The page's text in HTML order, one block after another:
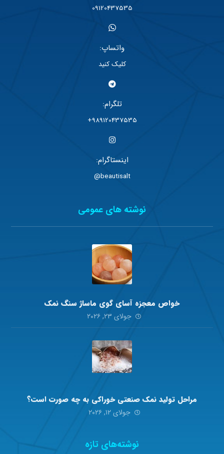
09120437535
واتساپ:
کلیک کنید
تلگرام:
989120437535+
اینستاگرام:
beautisalt@
نوشته های عمومی
خواص معجزه آسای گوی ماساژ سنگ نمک
جولای ۲۳, ۲۰۲۶
مراحل تولید نمک صنعتی خوراکی به چه صورت است؟
جولای ۱۲, ۲۰۲۶
نوشته‌های تازه